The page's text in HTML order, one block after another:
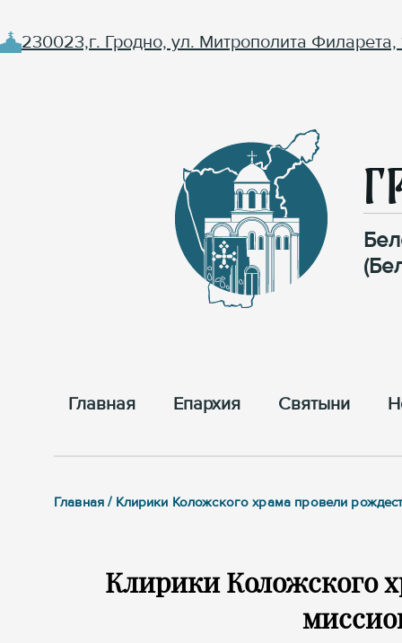
230023,г. Гродно, ул. Митрополита Филарета,
Главная Епархия Cвятыни
Главная / Клирики Коложского храма провели
Клирики Коложского